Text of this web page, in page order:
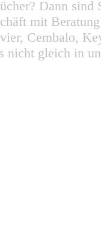
Dann
mit
Cembalo,
nicht gleich in